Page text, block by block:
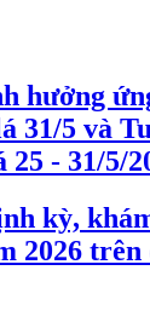
hưởng
31/5 và
- 31/5/
kỳ,
2026